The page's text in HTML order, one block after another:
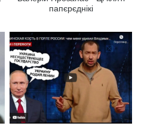
папєрєднікі